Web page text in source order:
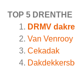
TOP 5 DRENTHE
DRMV
Van
Cekadak